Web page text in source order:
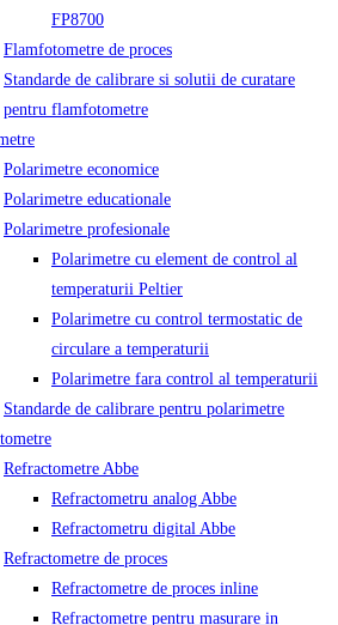
FP8700
Flamfotometre de proces
Standarde de calibrare si solutii de curatare
pentru flamfotometre
Polarimetre economice
Polarimetre educationale
Polarimetre profesionale
Polarimetre cu element de control al
temperaturii Peltier
Polarimetre cu control termostatic de
circulare a temperaturii
Polarimetre fara control al temperaturii
Standarde de calibrare pentru polarimetre
Refractometre Abbe
Refractometru analog Abbe
Refractometru digital Abbe
Refractometre de proces
Refractometre de proces inline
Refractometre pentru masurare in